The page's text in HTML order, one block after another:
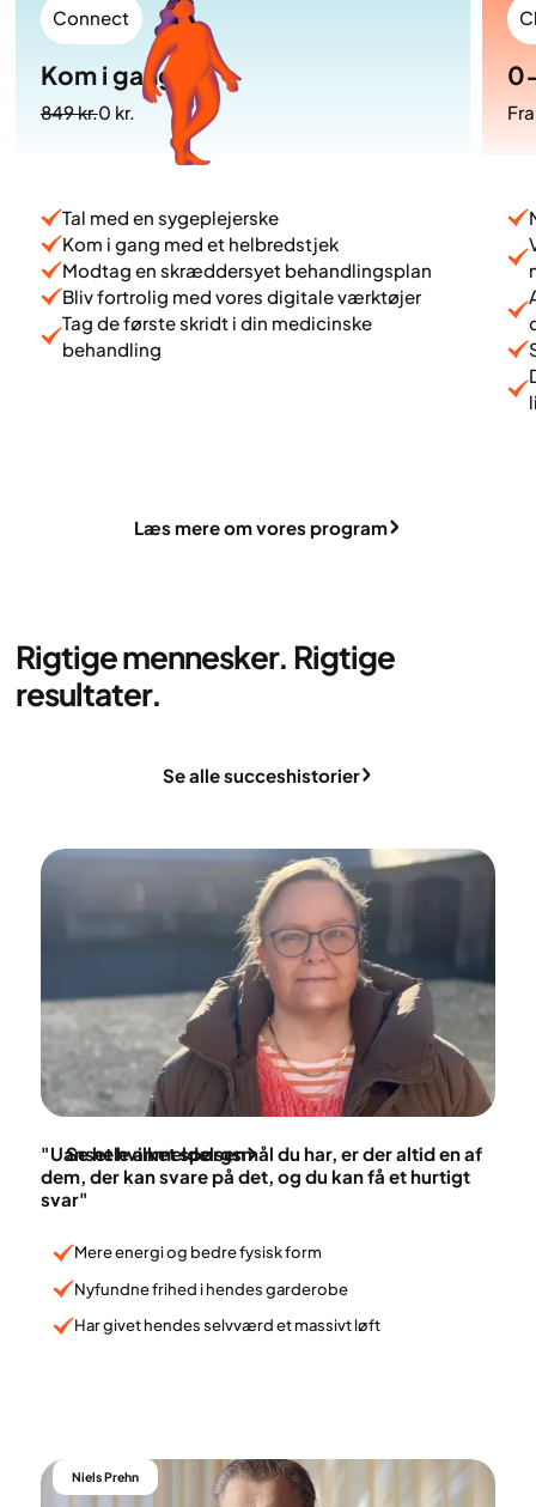
Connect
Kom i gang
849 kr.0 kr.
Tal med en sygeplejerske
Kom i gang med et helbredstjek
Modtag en skræddersyet behandlingsplan
Bliv fortrolig med vores digitale værktøjer
Tag de første skridt i din medicinske
behandling
Læs mere om vores program
Rigtige mennesker. Rigtige
resultater.
Se alle succeshistorier
"Uanset hvilket spørgsmål du har, er der altid en af
dem, der kan svare på det, og du kan få et hurtigt
svar"
Mere energi og bedre fysisk form
Nyfundne frihed i hendes garderobe
Har givet hendes selvværd et massivt løft
Se hele anmeldelsen
Niels Prehn